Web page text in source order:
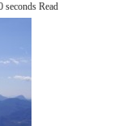
seconds Read